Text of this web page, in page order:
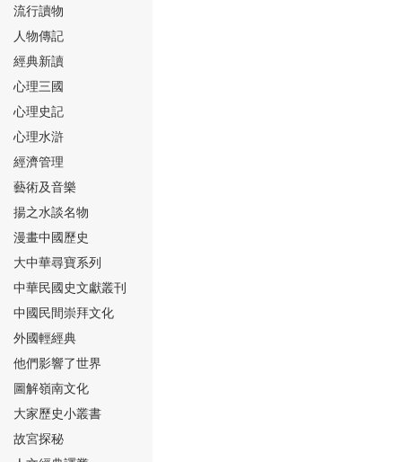
⑭
⑮
⑯
⑰
流行讀物
人物傳記
經典新讀
心理三國
心理史記
心理水滸
經濟管理
藝術及音樂
揚之水談名物
漫畫中國歷史
大中華尋寶系列
中華民國史文獻叢刊
中國民間崇拜文化
外國輕經典
他們影響了世界
圖解嶺南文化
大家歷史小叢書
故宮探秘